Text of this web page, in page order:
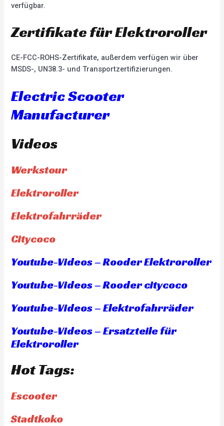
verfügbar.
Zertifikate für Elektroroller
CE-FCC-ROHS-Zertifikate, außerdem verfügen wir über
MSDS-, UN38.3- und Transportzertifizierungen.
Electric Scooter
Manufacturer
Videos
Werkstour
Elektroroller
Elektrofahrräder
Citycoco
Youtube-Videos – Rooder Elektroroller
Youtube-Videos – Rooder citycoco
Youtube-Videos – Elektrofahrräder
Youtube-Videos – Ersatzteile für
Elektroroller
Hot Tags:
Escooter
Stadtkoko